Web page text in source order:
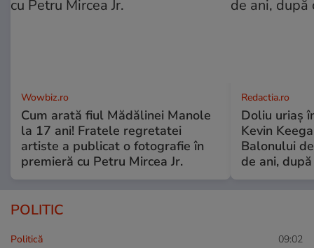
Wowbiz.ro
Cum arată fiul Mădălinei Manole
la 17 ani! Fratele regretatei
artiste a publicat o fotografie în
premieră cu Petru Mircea Jr.
Redactia.ro
Doliu uriaș
Kevin
Balonului
de ani,
POLITIC
Politică 09:02